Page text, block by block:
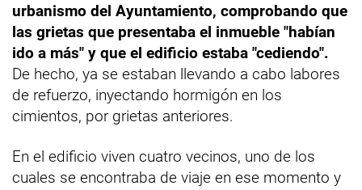
urbanismo del Ayuntamiento, comprobando que
las grietas que presentaba el inmueble "habían
ido a más" y que el edificio estaba "cediendo".
De hecho, ya se estaban llevando a cabo labores
de refuerzo, inyectando hormigón en los
cimientos, por grietas anteriores.
En el edificio viven cuatro vecinos, uno de los
cuales se encontraba de viaje en ese momento y